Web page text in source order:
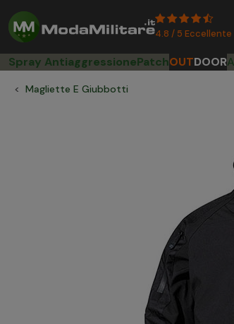
4.8 / 5 Eccellente
Spray AntiaggressionePatchOUTDOOR
Magliette E Giubbotti